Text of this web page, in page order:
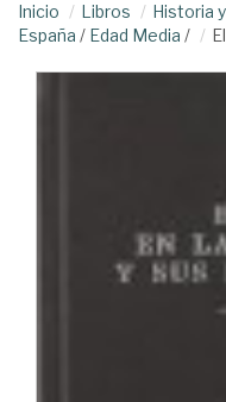
Inicio Libros Historia
España / Edad Media /